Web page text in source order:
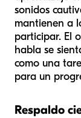
sonidos
mantienen a
participar. El
habla se
como una
para un
Respaldo